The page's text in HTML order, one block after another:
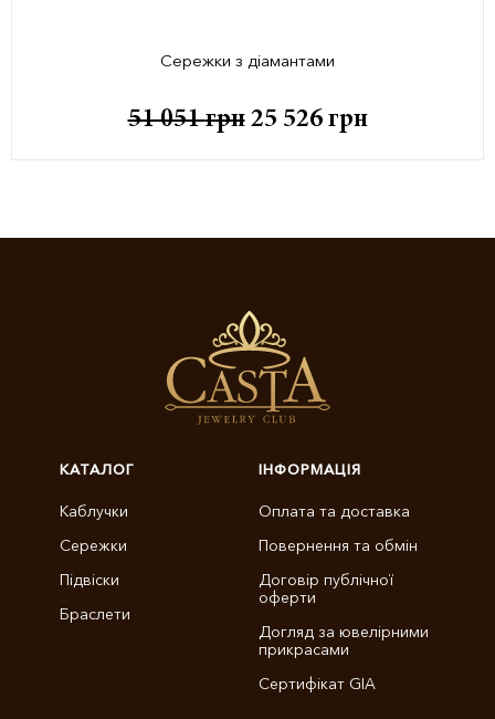
Сережки з діамантами
51 051грн 25 526 грн
КАТАЛОГ
Каблучки
Сережки
Підвіски
Браслети
ІНФОРМАЦІЯ
Оплата та доставка
Повернення та обмін
Договір публічної
оферти
Догляд за ювелірними
прикрасами
Сертифікат GIA